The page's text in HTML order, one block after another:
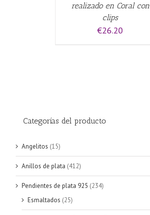
realizado en Coral con
clips
€26.20
Categorías del producto
Angelitos (15)
Anillos de plata (412)
Pendientes de plata 925 (234)
Esmaltados (25)